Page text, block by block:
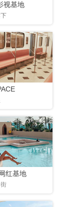
视基地
红基地